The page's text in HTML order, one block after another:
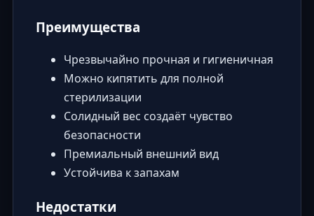
Преимущества
Чрезвычайно прочная и гигиеничная
Можно кипятить для полной
стерилизации
Солидный вес создаёт чувство
безопасности
Премиальный внешний вид
Устойчива к запахам
Недостатки